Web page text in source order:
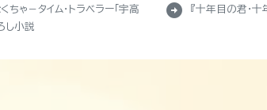
ゃ－タイム・トラベラー「宇高
し小説
arrow_circle_right 『十年目の君・十